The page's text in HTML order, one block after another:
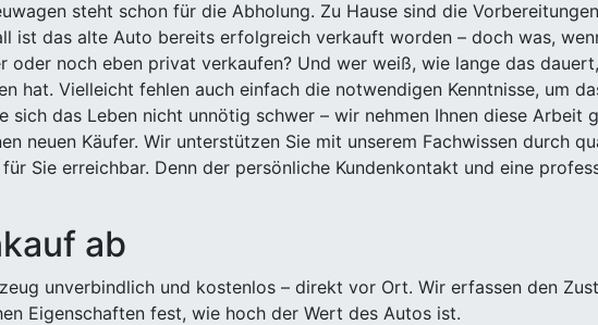
steht schon für die Abholung. Zu Hause sind die
ist das alte Auto bereits erfolgreich verkauft worden – doch was,
oder noch eben privat verkaufen? Und wer weiß, wie lange das
hat. Vielleicht fehlen auch einfach die notwendigen Kenntnisse, um
sich das Leben nicht unnötig schwer – wir nehmen Ihnen diese Arbeit
neuen Käufer. Wir unterstützen Sie mit unserem Fachwissen durch
Sie erreichbar. Denn der persönliche Kundenkontakt und eine
ab
unverbindlich und kostenlos – direkt vor Ort. Wir erfassen den
Eigenschaften fest, wie hoch der Wert des Autos ist.